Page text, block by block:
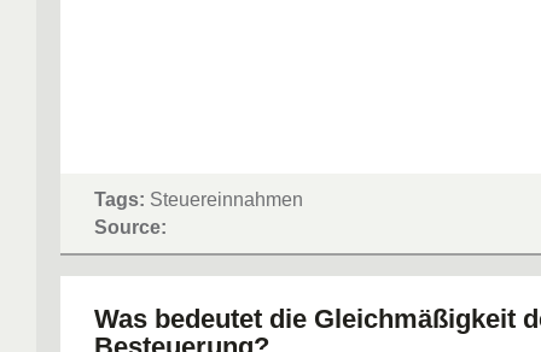
Tags: Steuereinnahmen
Source:
Was bedeutet die Gleichmäßigkeit